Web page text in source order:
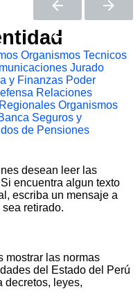
Organismos Tecnicos
Jurado
y Finanzas Poder
Relaciones
Organismos
Seguros y
de Pensiones
desean leer las
encuentra algun texto
escriba un mensaje a
sea retirado.
mostrar las normas
del Estado del Perú
decretos, leyes,